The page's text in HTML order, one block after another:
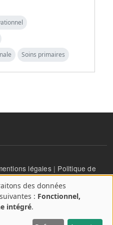
Soins primaires
légales| Politique de
des données
: Fonctionnel,
intégré.